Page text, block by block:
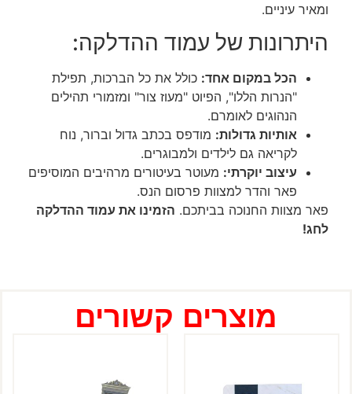
ומאיר עיניים.
היתרונות של עמוד ההדלקה:
הכל במקום אחד:כולל את כל הברכות, תפילת
"הנרות הללו", הפיוט "מעוז צור" ומזמורי תהילים
הנהוגים לאומרם.
אותיות גדולות:מודפס בכתב גדול וברור, נוח
לקריאה גם לילדים ולמבוגרים.
עיצוב יוקרתי:מעוטר בעיטורים מרהיבים המוסיפים
פאר והדר למצוות פרסום הנס.
פאר מצוות החנוכה בביתכם. הזמינו את עמוד ההדלקה
לחג!
מוצרים קשורים